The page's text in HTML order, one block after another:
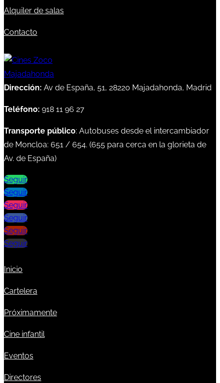
Alquiler de salas
Contacto
Dirección: Av de España, 51, 28220 Majadahonda, Madrid
Teléfono: 918 11 96 27
Transporte público: Autobuses desde el intercambiador
de Moncloa: 651 / 654. (655 para cerca en la glorieta de
Av. de España)
Seguir
Seguir
Seguir
Seguir
Seguir
Seguir
Inicio
Cartelera
Próximamente
Cine infantil
Eventos
Directores